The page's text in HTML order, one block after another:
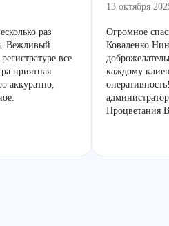
раз
Вежливый
все
приятная
аккуратно,
13 октября
Огромное
Коваленко
каждому